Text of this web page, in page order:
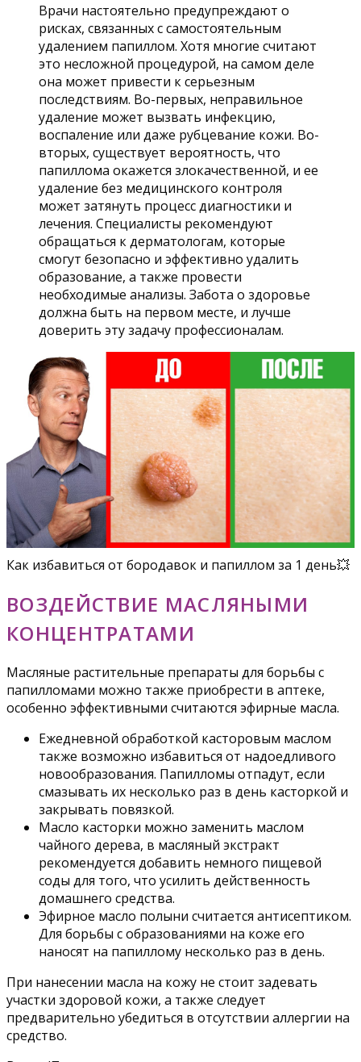
Врачи настоятельно предупреждают о
рисках, связанных с самостоятельным
удалением папиллом. Хотя многие считают
это несложной процедурой, на самом деле
она может привести к серьезным
последствиям. Во-первых, неправильное
удаление может вызвать инфекцию,
воспаление или даже рубцевание кожи. Во-
вторых, существует вероятность, что
папиллома окажется злокачественной, и ее
удаление без медицинского контроля
может затянуть процесс диагностики и
лечения. Специалисты рекомендуют
обращаться к дерматологам, которые
смогут безопасно и эффективно удалить
образование, а также провести
необходимые анализы. Забота о здоровье
должна быть на первом месте, и лучше
доверить эту задачу профессионалам.
Как избавиться от бородавок и папиллом за 1 день💥
ВОЗДЕЙСТВИЕ МАСЛЯНЫМИ
КОНЦЕНТРАТАМИ
Масляные растительные препараты для борьбы с
папилломами можно также приобрести в аптеке,
особенно эффективными считаются эфирные масла.
Ежедневной обработкой касторовым маслом
также возможно избавиться от надоедливого
новообразования. Папилломы отпадут, если
смазывать их несколько раз в день касторкой и
закрывать повязкой.
Масло касторки можно заменить маслом
чайного дерева, в масляный экстракт
рекомендуется добавить немного пищевой
соды для того, что усилить действенность
домашнего средства.
Эфирное масло полыни считается антисептиком.
Для борьбы с образованиями на коже его
наносят на папиллому несколько раз в день.
При нанесении масла на кожу не стоит задевать
участки здоровой кожи, а также следует
предварительно убедиться в отсутствии аллергии на
средство.